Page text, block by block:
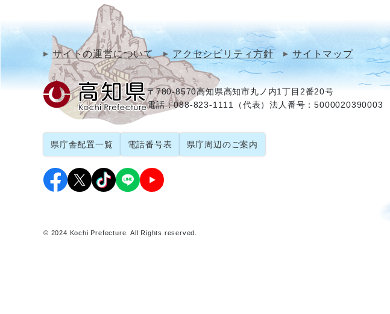
サイトの運営について アクセシビリティ方針 サイトマップ
〒780-8570高知県高知市丸ノ内1丁目2番20号
電話：088-823-1111（代表）法人番号：5000020390003
県庁舎配置一覧 電話番号表 県庁周辺のご案内
© 2024 Kochi Prefecture. All Rights reserved.